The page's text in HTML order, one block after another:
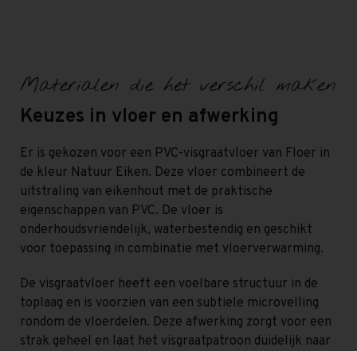
Materialen die het verschil maken
Keuzes in vloer en afwerking
Er is gekozen voor een PVC-visgraatvloer van Floer in
de kleur Natuur Eiken. Deze vloer combineert de
uitstraling van eikenhout met de praktische
eigenschappen van PVC. De vloer is
onderhoudsvriendelijk, waterbestendig en geschikt
voor toepassing in combinatie met vloerverwarming.
De visgraatvloer heeft een voelbare structuur in de
toplaag en is voorzien van een subtiele microvelling
rondom de vloerdelen. Deze afwerking zorgt voor een
strak geheel en laat het visgraatpatroon duidelijk naar